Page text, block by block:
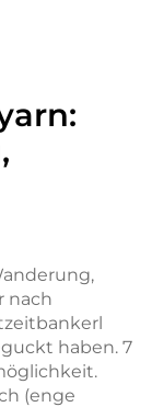
nach
haben. 7
(enge